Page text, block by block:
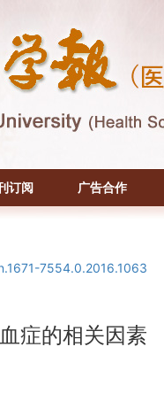
订阅 广告合作
7554.0.2016.1063
症的相关因素